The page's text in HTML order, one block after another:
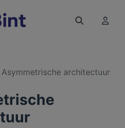
Asymmetrische architectuur